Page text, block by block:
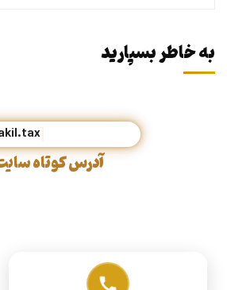
به خاطر بسپارید
آدرس کوتاه